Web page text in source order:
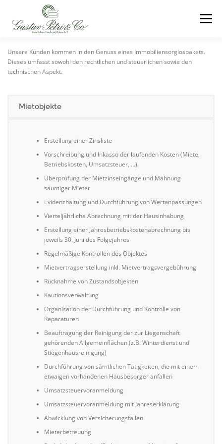
springen
Menü
HOME LEISTUNGSPROFIL
Unsere Kunden kommen in den Genuss eines Immobiliensorglospakets.
Dieses umfasst sowohl den rechtlichen und steuerlichen sowie den
technischen Aspekt.
Mietobjekte
Erstellung einer Zinsliste
Vorschreibung und Inkasso der laufenden Kosten (Miete,
Betriebskosten, Umsatzsteuer, …)
Überprüfung der Mietzinseingänge und Mahnung
säumiger Mieter
Evidenzhaltung und Durchführung von Wertanpassungen
Vierteljährliche Abrechnung mit der Hausinhabung
Erstellung einer Jahresbetriebskostenabrechnung bis
jeweils 30. Juni des Folgejahres
Regelmäßige Kontrollen des Objektes
Mietvertragserstellung inkl. Mietvertragsvergebührung
Rücknahme von Zustandsobjekten
Kautionsverwaltung
Organisation der Durchführung und Kontrolle von
Reparaturen
Beauftragung der Reinigung der zur Liegenschaft
gehörenden Allgemeinflächen (z.B. Winterdienst und
Stiegenhausreinigung)
Durchführung von sämtlichen Tätigkeiten, die mit einem
etwaigen vorhandenen Hausbesorger anfallen
Umsatzsteuervoranmeldung
Umsatzsteuervoranmeldung mit Jahreserklärung
Abwicklung von Versicherungsfällen
Mieterbetreuung